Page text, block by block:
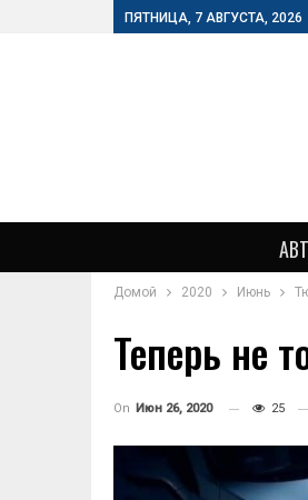
ПЯТНИЦА, 7 АВГУСТА, 2026
Домой 2020 Июнь
Теперь не
On Июн 26, 2020 25